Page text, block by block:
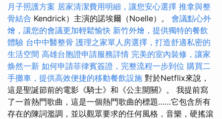
月子照護方案 居家清潔費用明細，讓您安心選擇 推拿與整
骨結合 Kendrick）主演的諾埃爾（Noelle）。 會議點心外
燴，讓您的會議更加輕鬆愉快 新竹外燴，提供獨特的餐飲
體驗 台中中醫整骨 護理之家單人房選擇，打造舒適私密的
生活空間 高雄台胞證申請服務詳情 完美的室內裝修，讓家
焕然一新 如何申請菲律賓簽證，完整流程一步到位 購買二
手攤車，提供高效便捷的移動餐飲設施 對於Netflix來說，
這是聖誕節前的電影《騎士》和《公主開關》。 我提前寫
了一首熱門歌曲，這是一個熱門歌曲的標題……它包含所有
存在的陳詞濫調，並以觀眾要求的任何風格，音樂，硬搖滾